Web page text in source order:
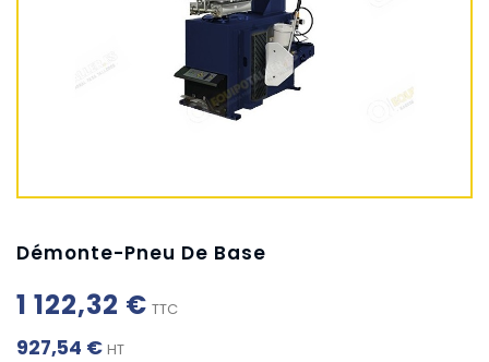
Démonte-Pneu De Base
1 122,32 € TTC
927,54 € HT